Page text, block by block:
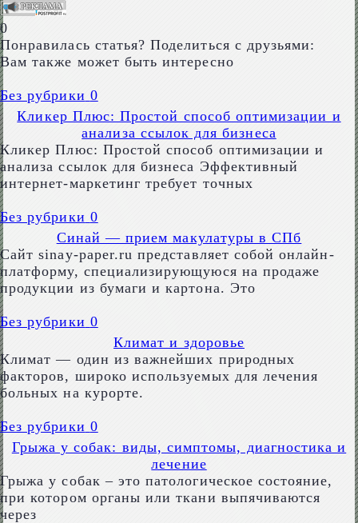
0
Понравилась статья? Поделиться с друзьями:
Вам также может быть интересно
Без рубрики 0
Кликер Плюс: Простой способ оптимизации и
анализа ссылок для бизнеса
Кликер Плюс: Простой способ оптимизации и
анализа ссылок для бизнеса Эффективный
интернет-маркетинг требует точных
Без рубрики 0
Синай — прием макулатуры в СПб
Сайт sinay-paper.ru представляет собой онлайн-
платформу, специализирующуюся на продаже
продукции из бумаги и картона. Это
Без рубрики 0
Климат и здоровье
Климат — один из важнейших природных
факторов, широко используемых для лечения
больных на курорте.
Без рубрики 0
Грыжа у собак: виды, симптомы, диагностика и
лечение
Грыжа у собак – это патологическое состояние,
при котором органы или ткани выпячиваются
через